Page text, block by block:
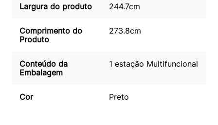
Largura do produto 244.7cm
Comprimento do
Produto
273.8cm
Conteúdo da
Embalagem
1 estação Multifuncional
Cor Preto